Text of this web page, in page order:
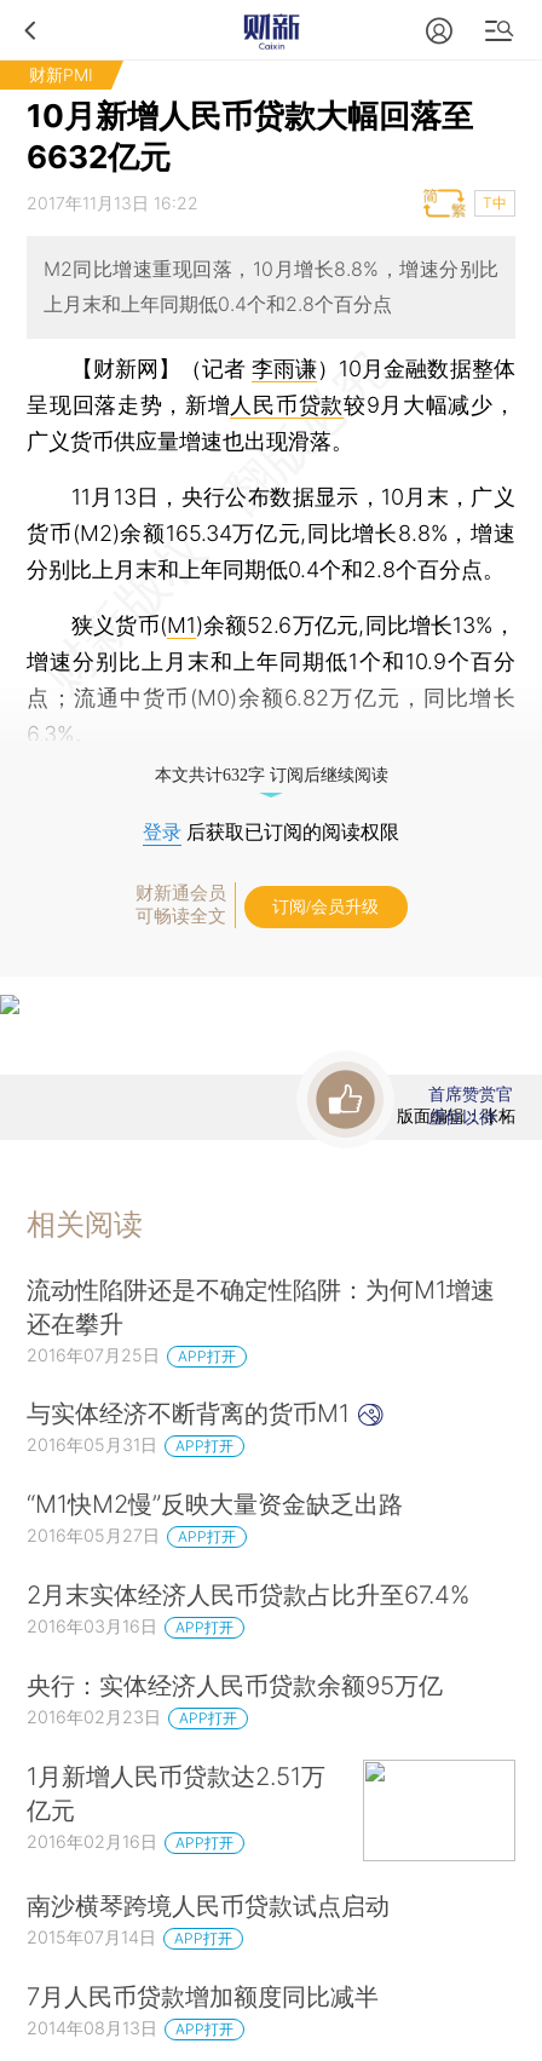
财新PMI
10月新增人民币贷款大幅回落至
6632亿元
2017年11月13日 16:22 T中
M2同比增速重现回落，10月增长8.8%，增速分别比
上月末和上年同期低0.4个和2.8个百分点
【财新网】（记者李雨谦） 10月金融数据整体
呈现回落走势，新增 人民币贷款较9月大幅减少，
广义货币供应量增速也出现滑落。
11月13日，央行公布数据显示，10月末，广义
货币(M2)余额165.34万亿元,同比增长8.8%，增速
分别比上月末和上年同期低0.4个和2.8个百分点。
狭义货币(M1)余额52.6万亿元,同比增长13%，
增速分别比上月末和上年同期低1个和10.9个百分
点；流通中货币(M0)余额6.82万亿元，同比增长
6.3%。
本文共计632字 订阅后继续阅读
登录 后获取已订阅的阅读权限
财新通会员
可畅读全文
订阅/会员升级
版面编辑：张柘
首席赞赏官
虚位以待
相关阅读
流动性陷阱还是不确定性陷阱：为何M1增速
还在攀升
2016年07月25日 APP打开
与实体经济不断背离的货币M1
2016年05月31日 APP打开
“M1快M2慢”反映大量资金缺乏出路
2016年05月27日 APP打开
2月末实体经济人民币贷款占比升至67.4%
2016年03月16日 APP打开
央行：实体经济人民币贷款余额95万亿
2016年02月23日 APP打开
1月新增人民币贷款达2.51万
亿元
2016年02月16日 APP打开
南沙横琴跨境人民币贷款试点启动
2015年07月14日 APP打开
7月人民币贷款增加额度同比减半
2014年08月13日 APP打开